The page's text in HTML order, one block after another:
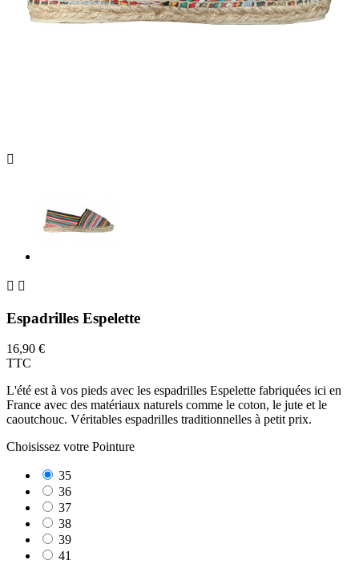

 
Espadrilles Espelette
16,90 €
TTC
L'été est à vos pieds avec les espadrilles Espelette fabriquées ici en
France avec des matériaux naturels comme le coton, le jute et le
caoutchouc. Véritables espadrilles traditionnelles à petit prix.
Choisissez votre Pointure
35
36
37
38
39
41